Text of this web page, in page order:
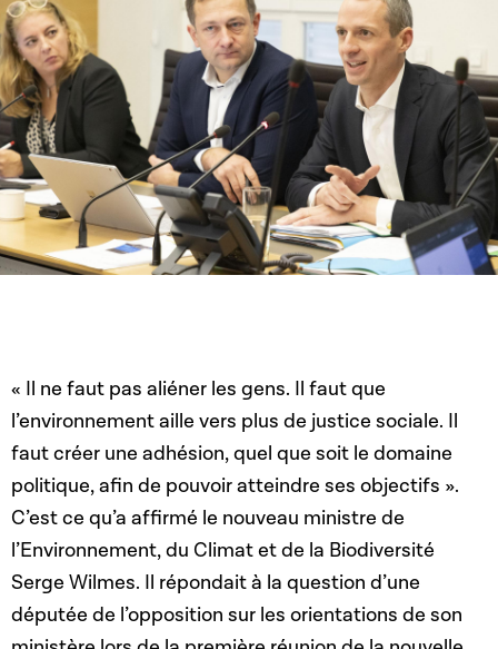
« Il ne faut pas aliéner les gens. Il faut que
l’environnement aille vers plus de justice sociale. Il
faut créer une adhésion, quel que soit le domaine
politique, afin de pouvoir atteindre ses objectifs ».
C’est ce qu’a affirmé le nouveau ministre de
l’Environnement, du Climat et de la Biodiversité
Serge Wilmes. Il répondait à la question d’une
députée de l’opposition sur les orientations de son